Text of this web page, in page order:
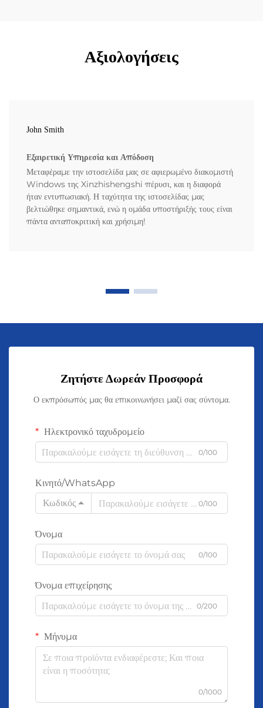
Αξιολογήσεις
John Smith
Εξαιρετική Υπηρεσία και Απόδοση
Μεταφέραμε την ιστοσελίδα μας σε αφιερωμένο διακομιστή
Windows της Xinzhishengshi πέρυσι, και η διαφορά
ήταν εντυπωσιακή. Η ταχύτητα της ιστοσελίδας μας
βελτιώθηκε σημαντικά, ενώ η ομάδα υποστήριξής τους είναι
πάντα ανταποκριτική και χρήσιμη!
Ζητήστε Δωρεάν Προσφορά
Ο εκπρόσωπός μας θα επικοινωνήσει μαζί σας σύντομα.
Ηλεκτρονικό ταχυδρομείο
0/100
Κινητό/WhatsApp
Κωδικός
0/100
Όνομα
0/100
Όνομα επιχείρησης
0/200
Μήνυμα
0/1000